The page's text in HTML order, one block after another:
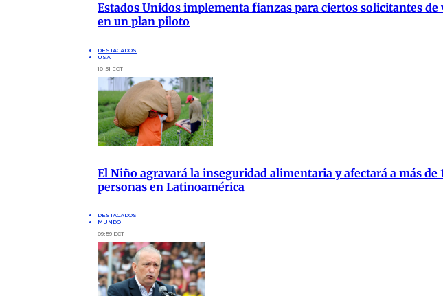
Estados Unidos implementa fianzas para ciertos solicitantes
en un plan piloto
DESTACADOS
USA
10:51 ECT
El Niño agravará la inseguridad alimentaria y afectará a más de
personas en Latinoamérica
DESTACADOS
MUNDO
09:59 ECT